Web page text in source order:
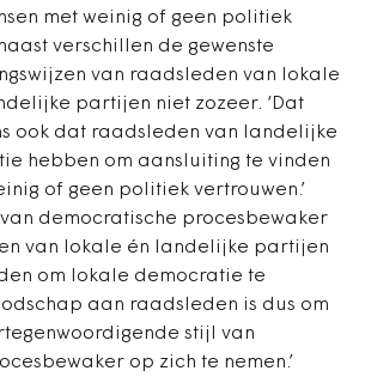
met weinig of geen politiek
verschillen de gewenste
van raadsleden van lokale
partijen niet zozeer. ‘Dat
ook dat raadsleden van landelijke
hebben om aansluiting te vinden
of geen politiek vertrouwen.’
democratische procesbewaker
van lokale én landelijke partijen
om lokale democratie te
aan raadsleden is dus om
stijl van
op zich te nemen.’